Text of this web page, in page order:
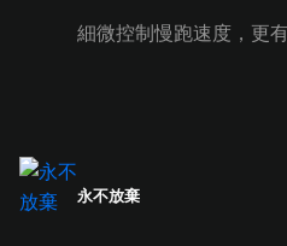
細微控制慢跑速度，更
永不放棄